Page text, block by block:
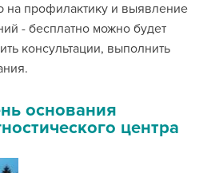
на профилактику и выявление
- бесплатно можно будет
консультации, выполнить
основания
центра